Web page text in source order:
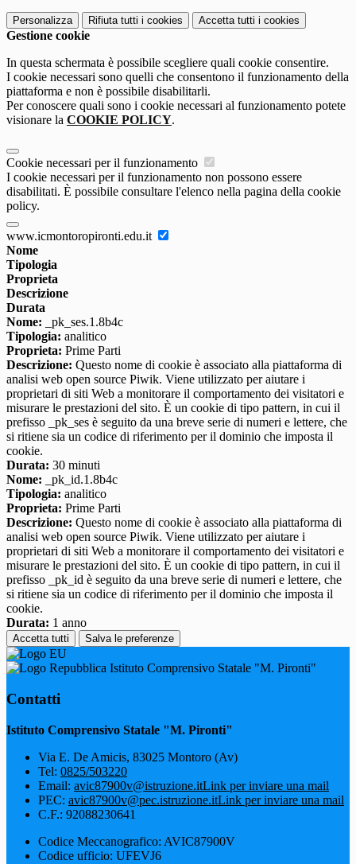
Personalizza Rifiuta tutti i cookies Accetta tutti i cookies
Gestione cookie
In questa schermata è possibile scegliere quali cookie consentire.
I cookie necessari sono quelli che consentono il funzionamento della
piattaforma e non è possibile disabilitarli.
Per conoscere quali sono i cookie necessari al funzionamento potete
visionare la COOKIE POLICY.
Cookie necessari per il funzionamento
I cookie necessari per il funzionamento non possono essere
disabilitati. È possibile consultare l'elenco nella pagina della cookie
policy.
www.icmontoropironti.edu.it
Nome
Tipologia
Proprieta
Descrizione
Durata
Nome: _pk_ses.1.8b4c
Tipologia: analitico
Proprieta: Prime Parti
Descrizione: Questo nome di cookie è associato alla piattaforma di
analisi web open source Piwik. Viene utilizzato per aiutare i
proprietari di siti Web a monitorare il comportamento dei visitatori e
misurare le prestazioni del sito. È un cookie di tipo pattern, in cui il
prefisso _pk_ses è seguito da una breve serie di numeri e lettere, che
si ritiene sia un codice di riferimento per il dominio che imposta il
cookie.
Durata: 30 minuti
Nome: _pk_id.1.8b4c
Tipologia: analitico
Proprieta: Prime Parti
Descrizione: Questo nome di cookie è associato alla piattaforma di
analisi web open source Piwik. Viene utilizzato per aiutare i
proprietari di siti Web a monitorare il comportamento dei visitatori e
misurare le prestazioni del sito. È un cookie di tipo pattern, in cui il
prefisso _pk_id è seguito da una breve serie di numeri e lettere, che
si ritiene sia un codice di riferimento per il dominio che imposta il
cookie.
Durata: 1 anno
Accetta tutti Salva le preferenze
Istituto Comprensivo Statale "M. Pironti"
Contatti
Istituto Comprensivo Statale "M. Pironti"
Via E. De Amicis, 83025 Montoro (Av)
Tel: 0825/503220
Email: avic87900v@istruzione.itLink per inviare una mail
PEC: avic87900v@pec.istruzione.itLink per inviare una mail
C.F.: 92088230641
Codice Meccanografico: AVIC87900V
Codice ufficio: UFEVJ6